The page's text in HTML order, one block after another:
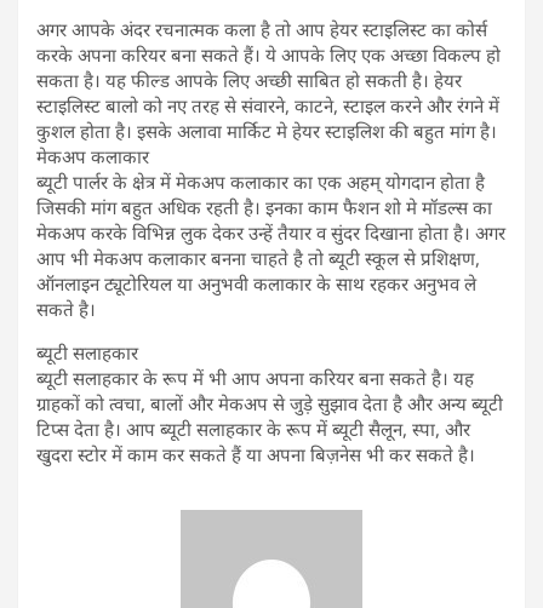
अगर आपके अंदर रचनात्मक कला है तो आप हेयर स्टाइलिस्ट का कोर्स
करके अपना करियर बना सकते हैं। ये आपके लिए एक अच्छा विकल्प हो
सकता है। यह फील्ड आपके लिए अच्छी साबित हो सकती है। हेयर
स्टाइलिस्ट बालो को नए तरह से संवारने, काटने, स्टाइल करने और रंगने में
कुशल होता है। इसके अलावा मार्किट मे हेयर स्टाइलिश की बहुत मांग है।
मेकअप कलाकार
ब्यूटी पार्लर के क्षेत्र में मेकअप कलाकार का एक अहम् योगदान होता है
जिसकी मांग बहुत अधिक रहती है। इनका काम फैशन शो मे मॉडल्स का
मेकअप करके विभिन्न लुक देकर उन्हें तैयार व सुंदर दिखाना होता है। अगर
आप भी मेकअप कलाकार बनना चाहते है तो ब्यूटी स्कूल से प्रशिक्षण,
ऑनलाइन ट्यूटोरियल या अनुभवी कलाकार के साथ रहकर अनुभव ले
सकते है।
ब्यूटी सलाहकार
ब्यूटी सलाहकार के रूप में भी आप अपना करियर बना सकते है। यह
ग्राहकों को त्वचा, बालों और मेकअप से जुड़े सुझाव देता है और अन्य ब्यूटी
टिप्स देता है। आप ब्यूटी सलाहकार के रूप में ब्यूटी सैलून, स्पा, और
खुदरा स्टोर में काम कर सकते हैं या अपना बिज़नेस भी कर सकते है।